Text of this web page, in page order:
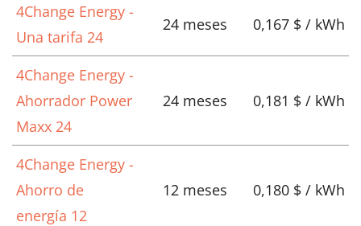
4Change Energy -
Una tarifa 24
24 meses 0,167 $ / kWh
4Change Energy -
Ahorrador Power
Maxx 24
24 meses 0,181 $ / kWh
4Change Energy -
Ahorro de
energía 12
12 meses 0,180 $ / kWh